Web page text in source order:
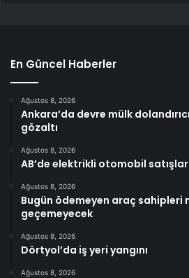
En Güncel Haberler
Ağustos 8, 2026
Ankara’da devre mülk
gözaltı
Ağustos 8, 2026
AB’de elektrikli otomobil
Ağustos 8, 2026
Bugün ödemeyen araç sahipleri
geçemeyecek
Ağustos 8, 2026
Dörtyol’da iş yeri yangını
Ağustos 8, 2026